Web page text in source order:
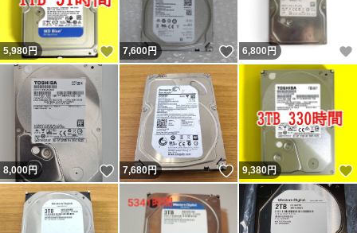
5,980円 いいね！
7,600円 いいね！
6,800 円
8,000円 いいね！
7,680円 いいね！
9,380円